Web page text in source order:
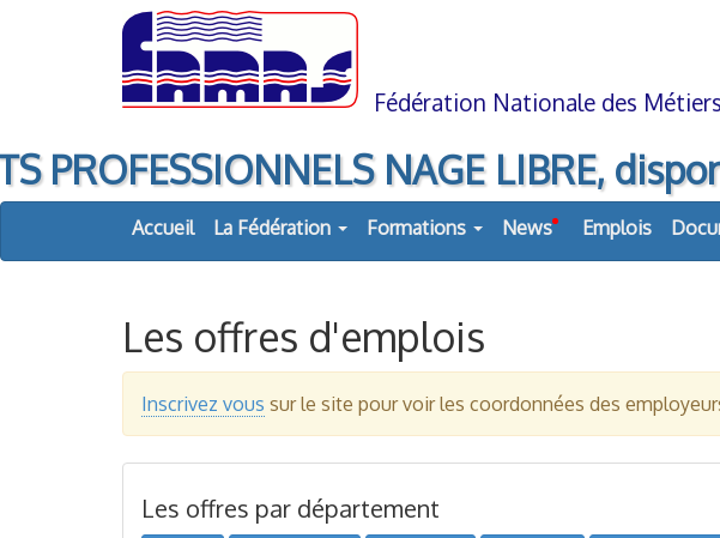
Fédération Nationale des
NAGE LIBRE,
Accueil La Fédération Formations News Emplois
Les offres d'emplois
Inscrivez vous sur le site pour voir les coordonnées des
Les offres par département